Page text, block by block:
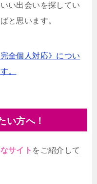
い出会いを探してい
と思います。
全個人対応》につい
。
い方へ！
サイト をご紹介して